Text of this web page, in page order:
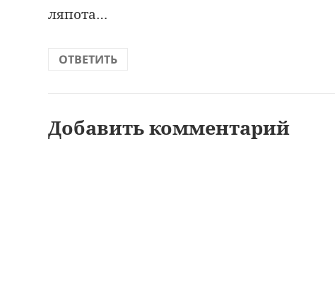
ляпота…
ОТВЕТИТЬ
Добавить комментарий